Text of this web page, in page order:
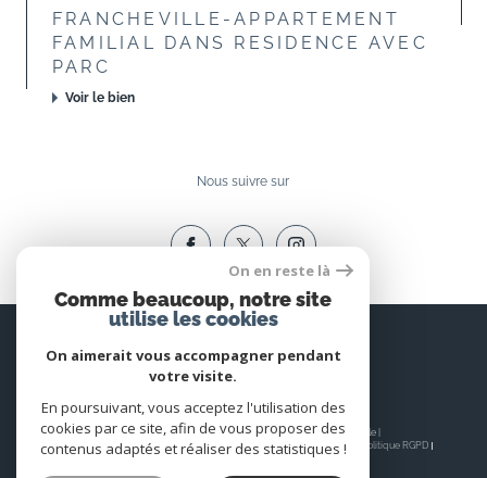
FRANCHEVILLE-APPARTEMENT
FAMILIAL DANS RESIDENCE AVEC
PARC
Voir le bien
Nous suivre sur
Espace
PROPRIÉTAIRE
Se connecter
© 2026 | Tous droits réservés | Traduction powered by Google |
Nos honoraires
Plan du site Mentions légales Admin Nos liens
Politique RGPD
On en reste là
Comme beaucoup, notre site
utilise les cookies
On aimerait vous accompagner pendant
votre visite.
En poursuivant, vous acceptez l'utilisation des
cookies par ce site, afin de vous proposer des
contenus adaptés et réaliser des statistiques !